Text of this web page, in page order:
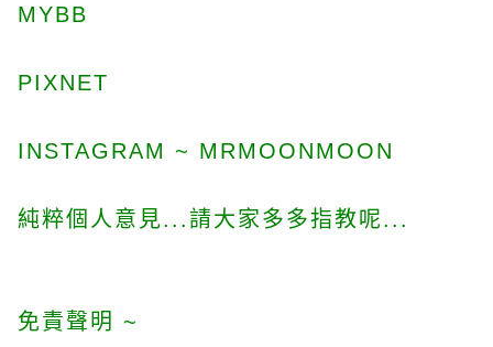
MYBB
PIXNET
INSTAGRAM ~ MRMOONMOON
純粹個人意見...請大家多多指教呢...
免責聲明 ~